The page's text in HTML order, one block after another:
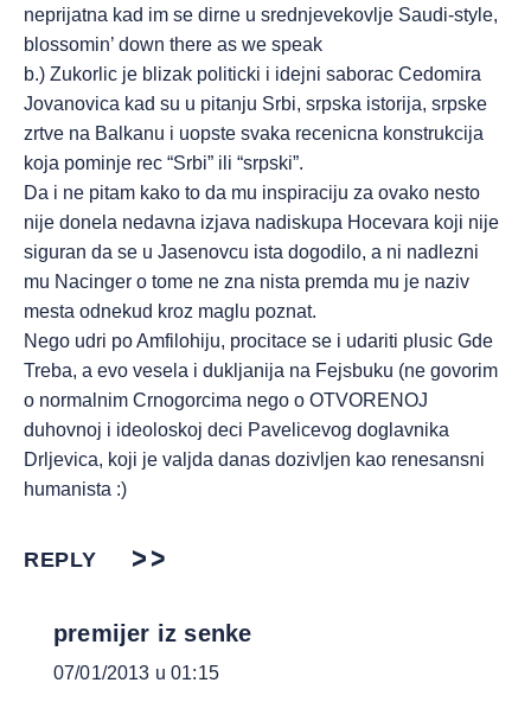
neprijatna kad im se dirne u srednjevekovlje Saudi-style,
blossomin’ down there as we speak
b.) Zukorlic je blizak politicki i idejni saborac Cedomira
Jovanovica kad su u pitanju Srbi, srpska istorija, srpske
zrtve na Balkanu i uopste svaka recenicna konstrukcija
koja pominje rec “Srbi” ili “srpski”.
Da i ne pitam kako to da mu inspiraciju za ovako nesto
nije donela nedavna izjava nadiskupa Hocevara koji nije
siguran da se u Jasenovcu ista dogodilo, a ni nadlezni
mu Nacinger o tome ne zna nista premda mu je naziv
mesta odnekud kroz maglu poznat.
Nego udri po Amfilohiju, procitace se i udariti plusic Gde
Treba, a evo vesela i dukljanija na Fejsbuku (ne govorim
o normalnim Crnogorcima nego o OTVORENOJ
duhovnoj i ideoloskoj deci Pavelicevog doglavnika
Drljevica, koji je valjda danas dozivljen kao renesansni
humanista :)
REPLY
premijer iz senke
07/01/2013 u 01:15